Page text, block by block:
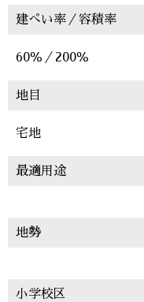
建ぺい率／容積率
60％／200％
地目
宅地
最適用途
地勢
小学校区